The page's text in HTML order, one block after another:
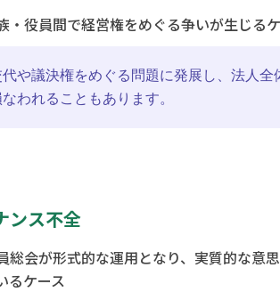
・役員間で経営権をめぐる争いが生じる
や議決権をめぐる問題に発展し、法人全
われることもあります。
ンス不全
総会が形式的な運用となり、実質的な意
るケース